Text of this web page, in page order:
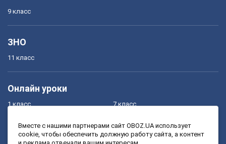
9 класс
ЗНО
11 класс
Онлайн уроки
1 класс
3 класс
7 класс
9 класс
Вместе с нашими партнерами сайт OBOZ.UA использует
cookie, чтобы обеспечить должную работу сайта, а контент